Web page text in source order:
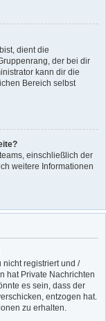
dient die
der bei dir
kann dir die
Bereich selbst
einschließlich der
weitere Informationen
nicht registriert und /
hat Private Nachrichten
es sein, dass der
entzogen hat.
zu erhalten.